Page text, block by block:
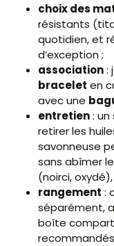
choix des
résistants
quotidien, et
d’exception ;
association:
bracelet en
avec une
entretien:
retirer les
savonneuse
sans abîmer
(noirci,
rangement :
séparément,
boîte